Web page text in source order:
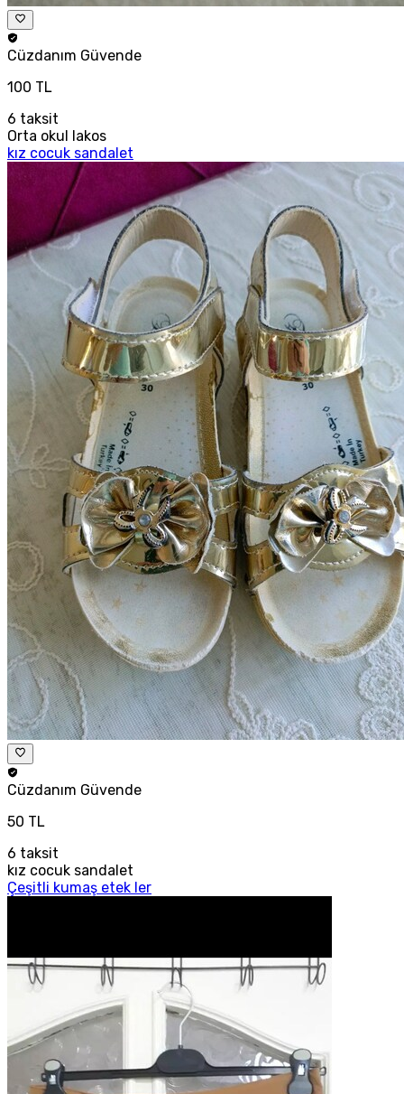
Cüzdanım Güvende
100 TL
6 taksit
Orta okul lakos
kız cocuk sandalet
Cüzdanım Güvende
50 TL
6 taksit
kız cocuk sandalet
Çeşitli kumaş etek ler